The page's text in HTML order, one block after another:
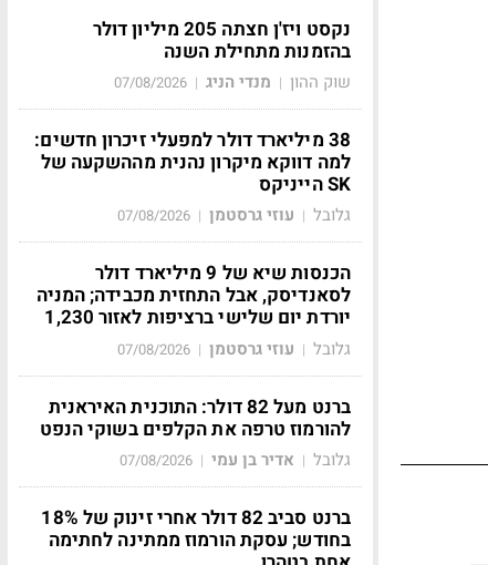
נקסט ויז'ן חצתה 205 מיליון דולר
בהזמנות מתחילת השנה
שוק ההון | מנדי הניג |
07/08/2026
38 מיליארד דולר למפעלי זיכרון חדשים:
למה דווקא מיקרון נהנית מההשקעה של
SK הייניקס
גלובל | עוזי גרסטמן |
07/08/2026
הכנסות שיא של 9 מיליארד דולר
לסאנדיסק, אבל התחזית מכבידה; המניה
יורדת יום שלישי ברציפות לאזור 1,230
גלובל | עוזי גרסטמן |
07/08/2026
ברנט מעל 82 דולר: התוכנית האיראנית
להורמוז טרפה את הקלפים בשוקי הנפט
גלובל | אדיר בן עמי |
07/08/2026
ברנט סביב 82 דולר אחרי זינוק של 18%
בחודש; עסקת הורמוז ממתינה לחתימה